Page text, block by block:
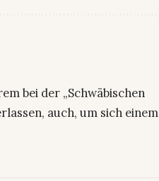
bei der „Schwäbischen
auch, um sich einem